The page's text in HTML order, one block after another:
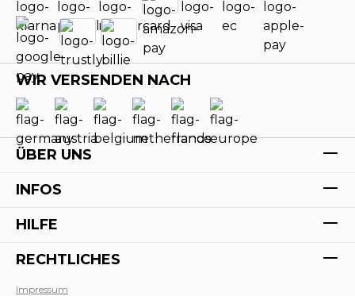
WIR VERSENDEN NACH
ÜBER UNS
INFOS
HILFE
RECHTLICHES
Impressum